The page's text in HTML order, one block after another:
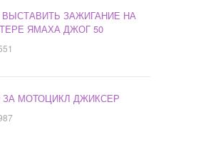
ВЫСТАВИТЬ ЗАЖИГАНИЕ НА
ЯМАХА ДЖОГ 50
ЗА МОТОЦИКЛ ДЖИКСЕР